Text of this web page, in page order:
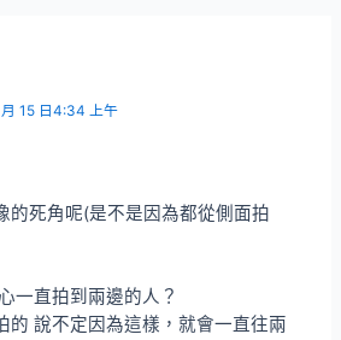
15 日4:34 上午
的死角呢(是不是因為都從側面拍
一直拍到兩邊的人？
的 說不定因為這樣，就會一直往兩